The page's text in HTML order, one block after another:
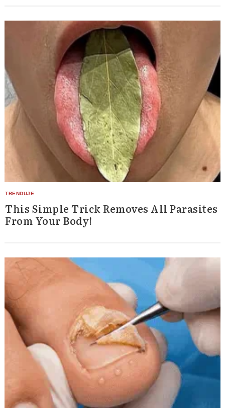
This Simple Trick Removes All Parasites
From Your Body!